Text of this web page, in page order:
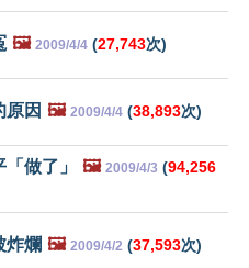
🖼️ 2009/4/4 (27,743次)
原因 🖼️ 2009/4/4 (38,893次)
做了」 🖼️ 2009/4/3 (94,256
炸爛 🖼️ 2009/4/2 (37,593次)